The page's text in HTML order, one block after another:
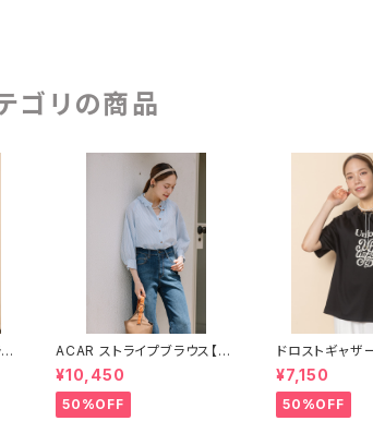
ゴリの商品
ACAR ストライプブラウス【82
64102】
¥10,450
50%OFF
ドロストギャザ
カットソー【
¥7,150
50%OFF